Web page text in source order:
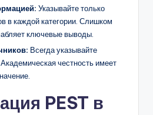
Указывайте только
в каждой категории. Слишком
ключевые выводы.
Всегда указывайте
честность имеет
PEST в